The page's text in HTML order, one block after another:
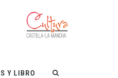
Y LIBRO